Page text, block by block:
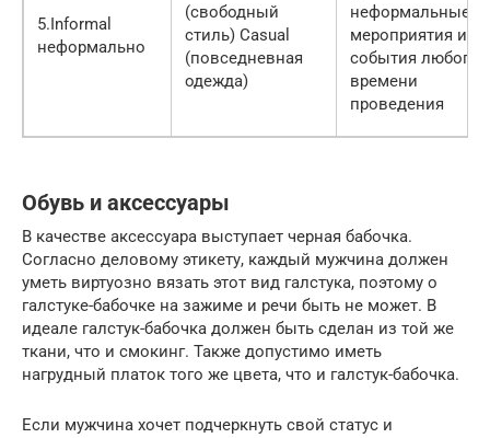
5.Informal
неформально
(свободный
стиль) Casual
(повседневная
одежда)
неформальные
мероприятия и
события любого
времени
проведения
Обувь и аксессуары
В качестве аксессуара выступает черная бабочка.
Согласно деловому этикету, каждый мужчина должен
уметь виртуозно вязать этот вид галстука, поэтому о
галстуке-бабочке на зажиме и речи быть не может. В
идеале галстук-бабочка должен быть сделан из той же
ткани, что и смокинг. Также допустимо иметь
нагрудный платок того же цвета, что и галстук-бабочка.
Если мужчина хочет подчеркнуть свой статус и